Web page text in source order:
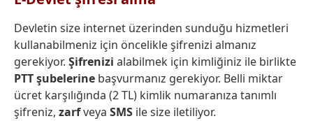
Devletin size internet üzerinden sunduğu hizmetleri
kullanabilmeniz için öncelikle şifrenizi almanız
gerekiyor. Şifrenizi alabilmek için kimliğiniz ile birlikte
PTT şubelerine başvurmanız gerekiyor. Belli miktar
ücret karşılığında (2 TL) kimlik numaranıza tanımlı
şifreniz, zarfveya SMS ile size iletiliyor.